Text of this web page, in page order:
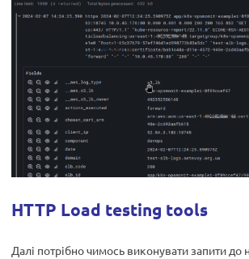
HTTP Load testing tools
Далі потрібно чимось виконувати запити до